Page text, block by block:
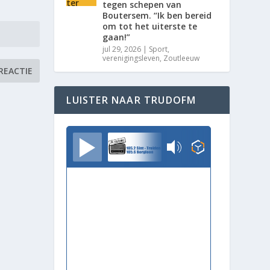
tegen schepen van
Boutersem. “Ik ben bereid
om tot het uiterste te
gaan!”
jul 29, 2026 | Sport,
verenigingsleven, Zoutleeuw
LUISTER NAAR TRUDOFM
TrudoFM